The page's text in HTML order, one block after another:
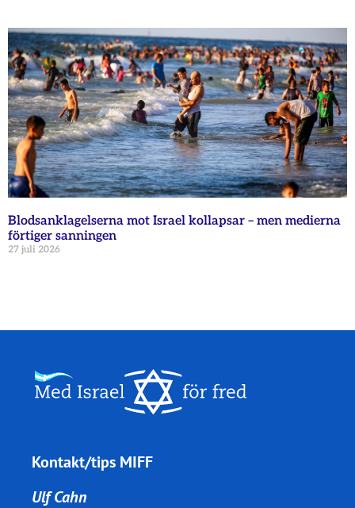
Blodsanklagelserna mot Israel kollapsar – men medierna
förtiger sanningen
27 juli 2026
Kontakt/tips MIFF
Ulf Cahn